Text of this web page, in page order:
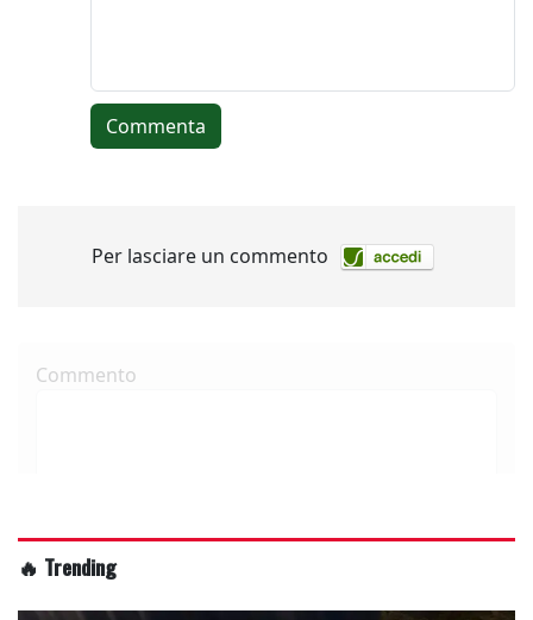
🔥 Trending